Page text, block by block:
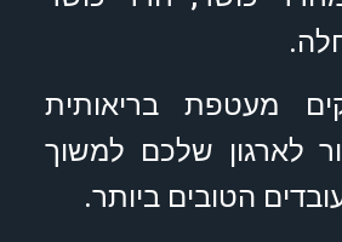
מעטפת בריאותית
לארגון שלכם למשוך
הטובים ביותר.